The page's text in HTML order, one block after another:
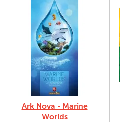
Ark Nova - Marine
Worlds